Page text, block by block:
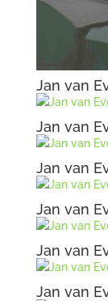
Jan van
Jan van
Jan van
Jan van
Jan van
Jan van